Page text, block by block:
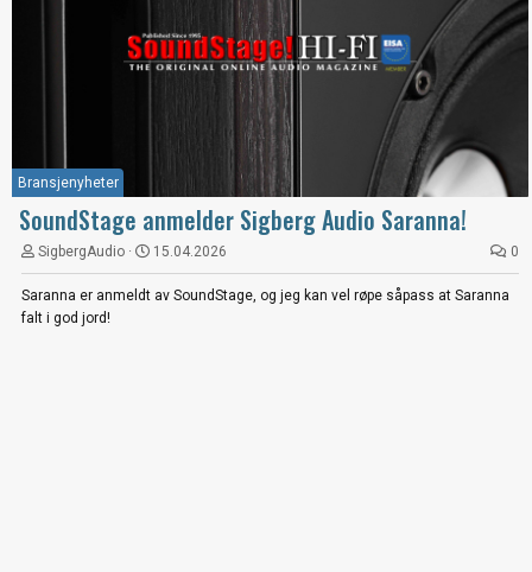
Bransjenyheter
SoundStage anmelder Sigberg Audio Saranna!
SigbergAudio 15.04.2026 0
Saranna er anmeldt av SoundStage, og jeg kan vel røpe såpass at Saranna
falt i god jord!